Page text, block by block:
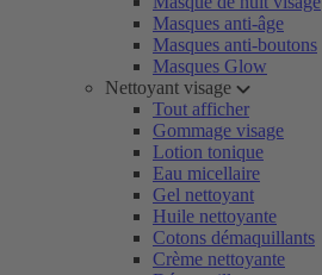
Masques anti-âge
Masques anti-boutons
Masques Glow
Nettoyant visage
Tout afficher
Gommage visage
Lotion tonique
Eau micellaire
Gel nettoyant
Huile nettoyante
Cotons démaquillants
Crème nettoyante